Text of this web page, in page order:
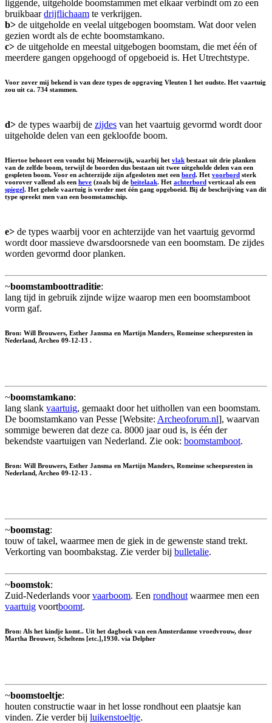
liggende, uitgeholde boomstammen met elkaar verbindt om zo een
bruikbaardrijflichaam te verkrijgen.
b> de uitgeholde en veelal uitgebogen boomstam. Wat door velen
gezien wordt als de echte boomstamkano.
c> de uitgeholde en meestal uitgebogen boomstam, die met één of
meerdere gangen opgehoogd of opgeboeid is. Het Utrechtstype.
Voor zover mij bekend is van deze types de opgraving Vleuten 1 het oudste. Het vaartuig
zou uit ca. 734 stammen.
d> de types waarbij de zijdes van het vaartuig gevormd wordt door
uitgeholde delen van een gekloofde boom.
Hiertoe behoort een vondst bij Meinerswijk, waarbij het vlak bestaat uit drie planken
van de zelfde boom, terwijl de boorden dus bestaan uit twee uitgeholde delen van een
gespleten boom. Voor en achterzijde zijn afgesloten met een bord. Het voorbord sterk
voorover vallend als een heve (zoals bij de beitelaak. Het achterbord verticaal als een
spiegel. Het gehele vaartuig is verder met één gang opgeboeid. Bij de beschrijving van dit
type spreekt men van een boomstamschip.
e> de types waarbij voor en achterzijde van het vaartuig gevormd
wordt door massieve dwarsdoorsnede van een boomstam. De zijdes
worden gevormd door planken.
~boomstamboottraditie:
lang tijd in gebruik zijnde wijze waarop men een boomstamboot
vorm gaf.
Bron: Will Brouwers, Esther Jansma en Martijn Manders, Romeinse scheepsresten in
Nederland, Archeo 09-12-13 .
~boomstamkano:
lang slank vaartuig, gemaakt door het uithollen van een boomstam.
De boomstamkano van Pesse [Website: Archeoforum.nl], waarvan
sommige beweren dat deze ca. 8000 jaar oud is, is één der
bekendste vaartuigen van Nederland. Zie ook: boomstamboot.
Bron: Will Brouwers, Esther Jansma en Martijn Manders, Romeinse scheepsresten in
Nederland, Archeo 09-12-13 .
~boomstag:
touw of takel, waarmee men de giek in de gewenste stand trekt.
Verkorting van boombakstag. Zie verder bij bulletalie.
~boomstok:
Zuid-Nederlands voorvaarboom. Een rondhout waarmee men een
vaartuig voortboomt.
Bron: Als het kindje komt.. Uit het dagboek van een Amsterdamse vroedvrouw, door
Martha Brouwer, Scheltens [etc.],1930. via Delpher
~boomstoeltje:
houten constructie waar in het losse rondhout een plaatsje kan
vinden. Zie verder bij luikenstoeltje.